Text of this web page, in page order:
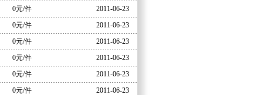
0元/件
2011-06-23
0元/件
2011-06-23
0元/件
2011-06-23
0元/件
2011-06-23
0元/件
2011-06-23
0元/件
2011-06-23